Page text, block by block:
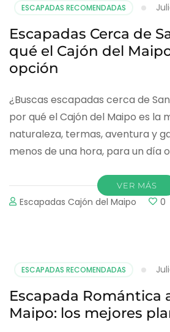
ESCAPADAS RECOMENDADAS
Escapadas Cerca de
qué el Cajón del
opción
¿Buscas escapadas cerca de
por qué el Cajón del Maipo es la
naturaleza, termas, aventura y
menos de una hora, para un día
VER MÁS
Escapadas Cajón del Maipo 0
ESCAPADAS RECOMENDADAS
Escapada Romántica
Maipo: los mejores